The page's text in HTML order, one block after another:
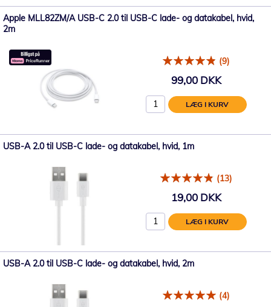
Apple MLL82ZM/A USB-C 2.0 til USB-C lade- og datakabel, hvid,
2m
(9)
99,00 DKK
LÆG I KURV
USB-A 2.0 til USB-C lade- og datakabel, hvid, 1m
(13)
19,00 DKK
LÆG I KURV
USB-A 2.0 til USB-C lade- og datakabel, hvid, 2m
(4)